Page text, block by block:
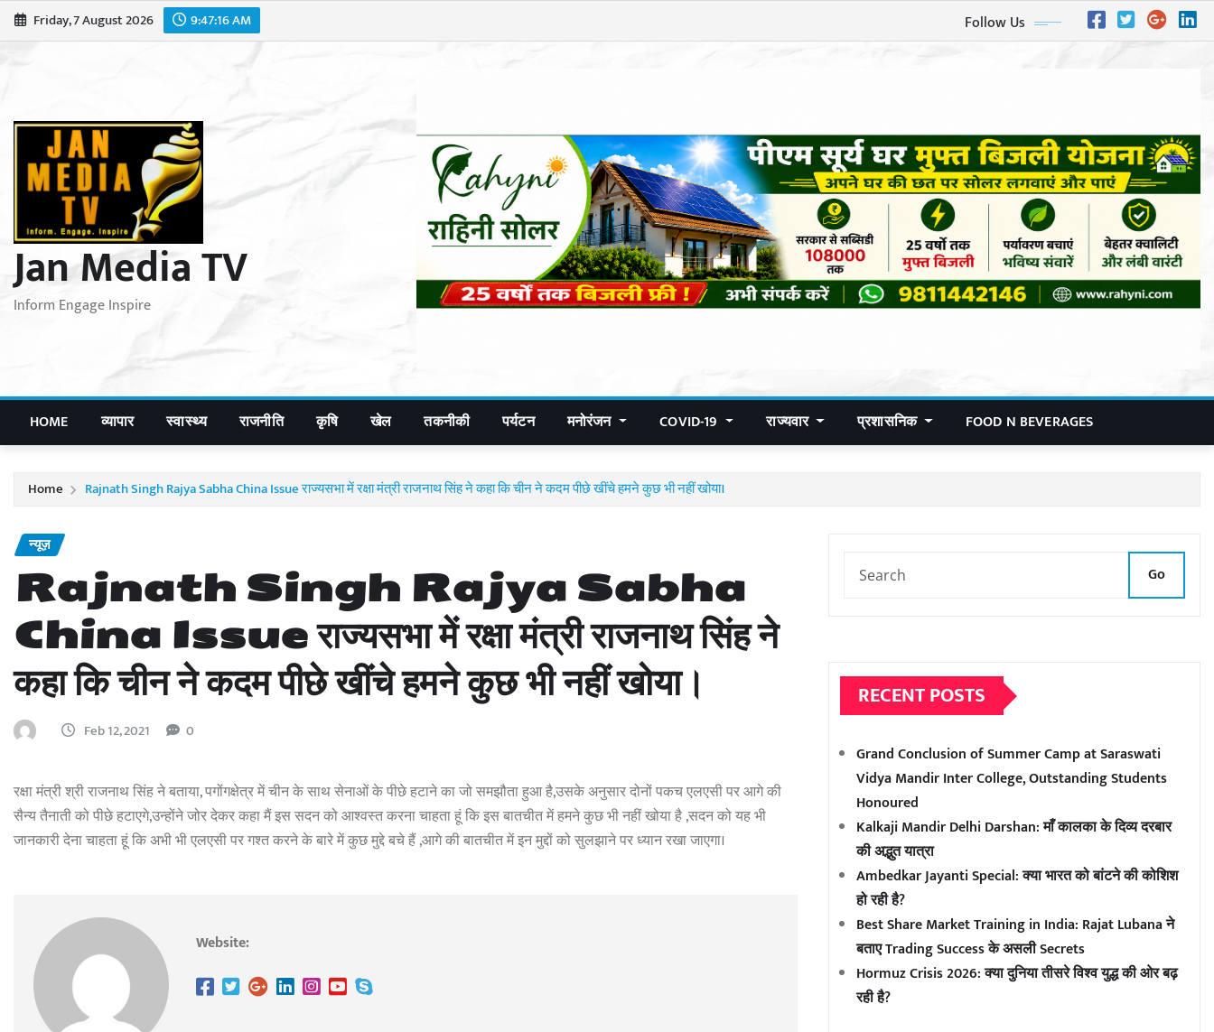
Skip
to
Friday, 7 August 2026 9:47:18 AM Follow Us
Jan Media TV
Inform Engage Inspire
HOME व्यापार स्वास्थ्य राजनीति कृषि खेल तकनीकी पर्यटन मनोरंजन COVID-19 राज्यवार प्रशासनिक FOOD N BEVERAGES
Home Rajnath Singh Rajya Sabha China Issue राज्यसभा में रक्षा मंत्री राजनाथ सिंह ने कहा कि चीन ने कदम पीछे खींचे हमने कुछ भी नहीं खोया।
न्यूज़
Rajnath Singh Rajya Sabha
China Issue राज्यसभा में रक्षा मंत्री राजनाथ सिंह ने
कहा कि चीन ने कदम पीछे खींचे हमने कुछ भी नहीं खोया।
Feb 12, 2021 0
रक्षा मंत्री श्री राजनाथ सिंह ने बताया, पगोंगक्षेत्र में चीन के साथ सेनाओं के पीछे हटाने का जो समझौता हुआ है,उसके अनुसार दोनों पकच एलएसी पर आगे की
सैन्य तैनाती को पीछे हटाएगे,उन्होंने जोर देकर कहा मैं इस सदन को आश्वस्त करना चाहता हूं कि इस बातचीत में हमने कुछ भी नहीं खोया है ,सदन को यह भी
जानकारी देना चाहता हूं कि अभी भी एलएसी पर गश्त करने के बारे में कुछ मुद्दे बचे हैं ,आगे की बातचीत में इन मुद्दों को सुलझाने पर ध्यान रखा जाएगा।
Website:
Go
RECENT POSTS
Grand Conclusion of Summer Camp at Saraswati
Vidya Mandir Inter College, Outstanding Students
Honoured
Kalkaji Mandir Delhi Darshan: माँ कालका के दिव्य दरबार
की अद्भुत यात्रा
Ambedkar Jayanti Special: क्या भारत को बांटने की कोशिश
हो रही है?
Best Share Market Training in India: Rajat Lubana ने
बताए Trading Success के असली Secrets
Hormuz Crisis 2026: क्या दुनिया तीसरे विश्व युद्ध की ओर बढ़
रही है?